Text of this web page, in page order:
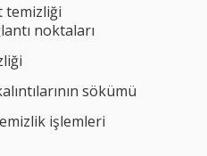
temizliği
noktaları
sökümü
işlemleri